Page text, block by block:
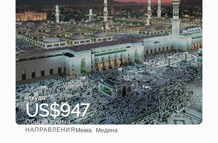
откуда
US$947
Общая сумма
Видеть
НАПРАВЛЕНИЯМекка · Медина